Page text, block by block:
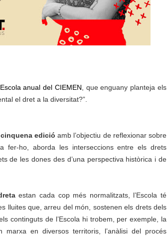
Escola anual del CIEMEN , que enguany planteja els
el dret a la diversitat?”.
edició amb l’objectiu de reflexionar sobre
fer-ho, aborda les interseccions entre els drets
de les dones des d’una perspectiva històrica i de
estan cada cop més normalitzats, l’Escola té
lluites que, arreu del món, sostenen els drets dels
continguts de l’Escola hi trobem, per exemple, la
marxa en diversos territoris, l’anàlisi del procés